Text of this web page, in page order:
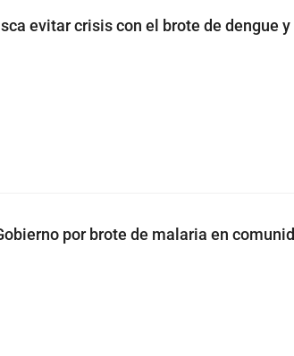
evitar crisis con el brote de dengue
por brote de malaria en